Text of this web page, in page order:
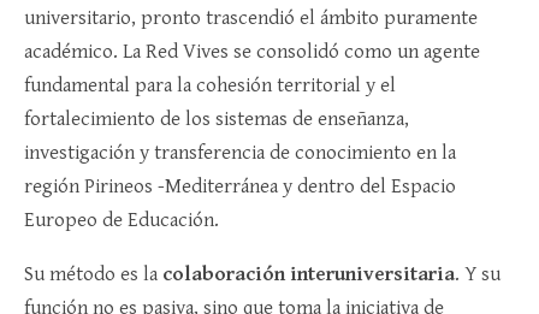
universitario, pronto trascendió el ámbito puramente
académico. La Red Vives se consolidó como un agente
fundamental para la cohesión territorial y el
fortalecimiento de los sistemas de enseñanza,
investigación y transferencia de conocimiento en la
región Pirineos -Mediterránea y dentro del Espacio
Europeo de Educación.
Su método es la colaboración interuniversitaria. Y su
función no es pasiva, sino que toma la iniciativa de